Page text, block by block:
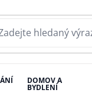
DOMOV A
BYDLENÍ